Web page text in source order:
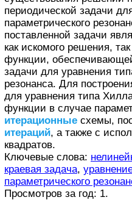
периодической задачи
параметрического
поставленной задачи
как искомого решения,
функции,
задачи для уравнения
резонанса. Для
для уравнения типа
функции в случае
итерационные схемы,
итераций, а также с
квадратов.
Ключевые слова:
краевая задача,
параметрического
Просмотров за год: 1.